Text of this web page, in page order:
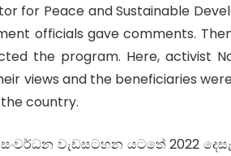
for Peace and Sustainable
officials gave comments.
the program. Here, activist
views and the beneficiaries
country.
වැඩසටහන යටතේ 2022